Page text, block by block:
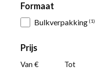
Formaat
Bulkverpakking (1)
Prijs
Van € Tot